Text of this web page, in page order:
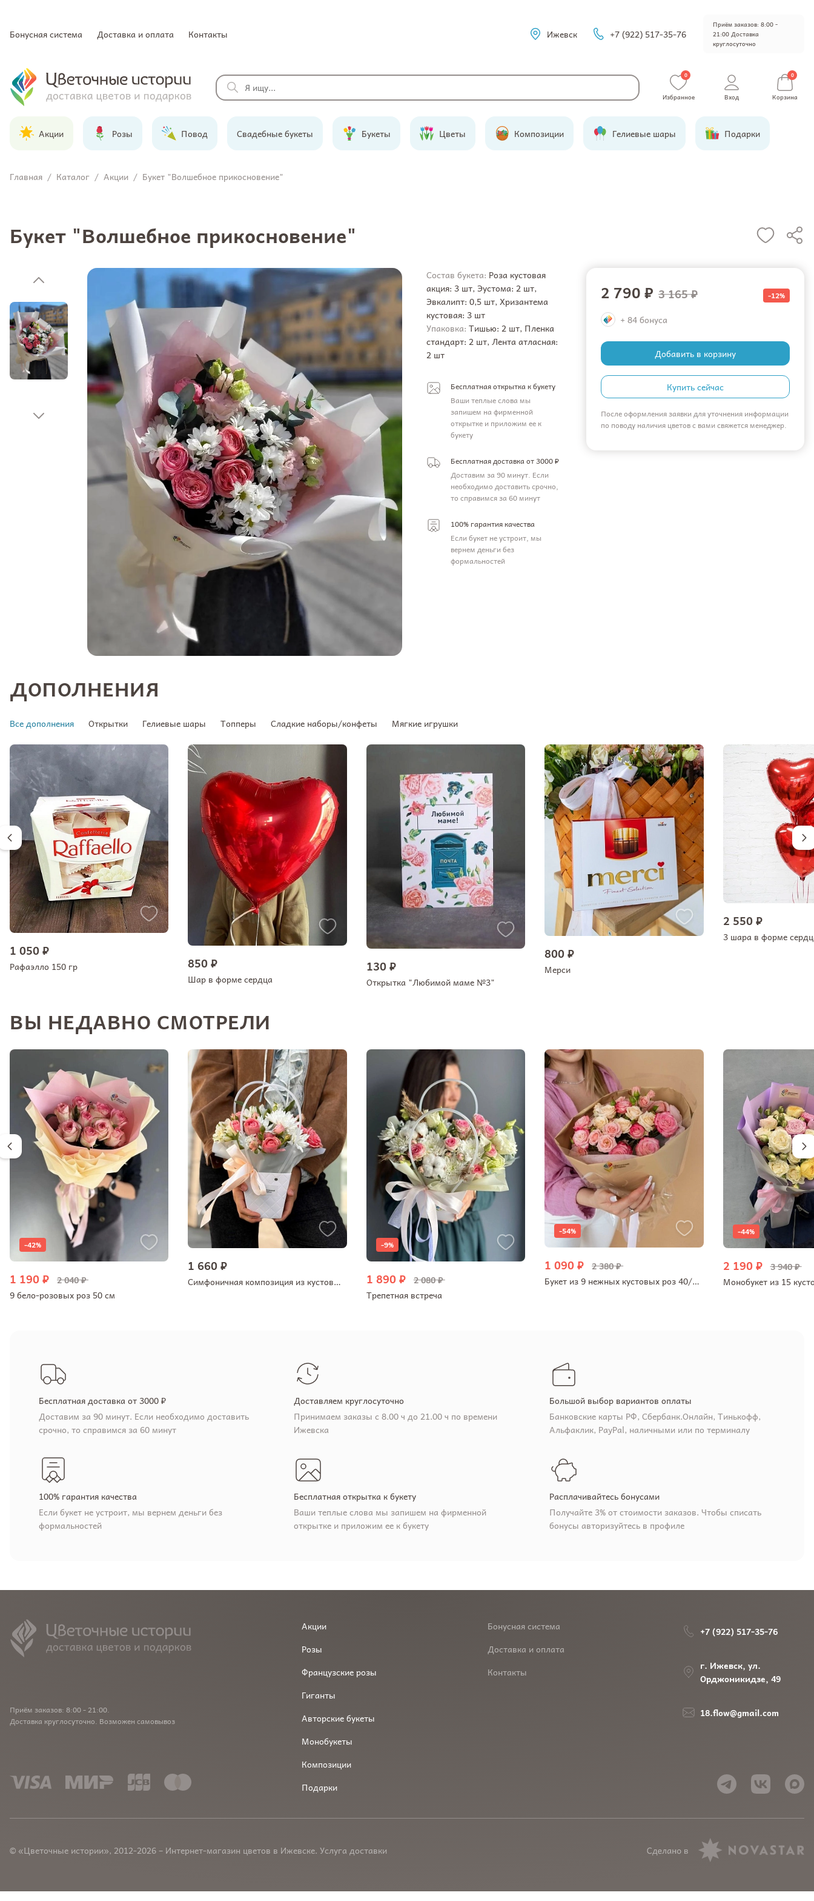
Бонусная система Доставка и оплата Контакты Ижевск +7 (922) 517-35-76
Приём заказов: 8:00 -
21:00 Доставка
круглосуточно
0
Избранное Вход
0
Корзина
Акции Розы Повод Свадебные букеты Букеты Цветы Композиции Гелиевые шары Подарки
Главная / Каталог / Акции / Букет "Волшебное прикосновение"
Букет "Волшебное прикосновение"
Состав букета: Роза кустовая
акция: 3 шт, Эустома: 2 шт,
Эвкалипт: 0,5 шт, Хризантема
кустовая: 3 шт
Упаковка: Тишью: 2 шт, Пленка
стандарт: 2 шт, Лента атласная:
2 шт
Бесплатная открытка к букету
Ваши теплые слова мы
запишем на фирменной
открытке и приложим ее к
букету
Бесплатная доставка от 3000 ₽
Доставим за 90 минут. Если
необходимо доставить срочно,
то справимся за 60 минут
100% гарантия качества
Если букет не устроит, мы
вернем деньги без
формальностей
2 790 ₽ 3 165 ₽ -12%
+ 84 бонуса
Добавить в корзину
Купить сейчас
После оформления заявки для уточнения информации
по поводу наличия цветов с вами свяжется менеджер.
ДОПОЛНЕНИЯ
Все дополнения Открытки Гелиевые шары Топперы Сладкие наборы/конфеты Мягкие игрушки
1 050 ₽
Рафаэлло 150 гр 850 ₽
Шар в форме сердца
130 ₽
Открытка "Любимой маме №3"
800 ₽
Мерси
2 550 ₽
3 шара в форме
ВЫ НЕДАВНО СМОТРЕЛИ
-42%
1 190 ₽ 2 040 ₽
9 бело-розовых роз 50 см
1 660 ₽
Симфоничная композиция из кустовых пионовидных роз, хризантемы и альстромерий
-9%
1 890 ₽ 2 080 ₽
Трепетная встреча
-54%
1 090 ₽ 2 380 ₽
Букет из 9 нежных кустовых роз 40/50 см
-44%
2 190 ₽ 3 940 ₽
Монобукет из 15
Бесплатная доставка от 3000 ₽
Доставим за 90 минут. Если необходимо доставить
срочно, то справимся за 60 минут
Доставляем круглосуточно
Принимаем заказы с 8.00 ч до 21.00 ч по времени
Ижевска
Большой выбор вариантов оплаты
Банковские карты РФ, Сбербанк.Онлайн, Тинькофф,
Альфаклик, PayPal, наличными или по терминалу
100% гарантия качества
Если букет не устроит, мы вернем деньги без
формальностей
Бесплатная открытка к букету
Ваши теплые слова мы запишем на фирменной
открытке и приложим ее к букету
Расплачивайтесь бонусами
Получайте 3% от стоимости заказов. Чтобы списать
бонусы авторизуйтесь в профиле
Приём заказов: 8:00 - 21:00.
Доставка круглосуточно. Возможен самовывоз
Акции
Розы
Французские розы
Гиганты
Авторские букеты
Монобукеты
Композиции
Подарки
Бонусная система
Доставка и оплата
Контакты
+7 (922) 517-35-76
г. Ижевск, ул.
Орджоникидзе, 49
18.flow@gmail.com
© «Цветочные истории», 2012-2026 – Интернет-магазин цветов в Ижевске. Услуга доставки